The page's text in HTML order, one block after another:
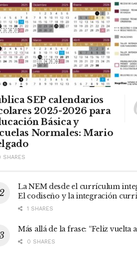
SEP calendarios
2025-2026 para
Básica y
Normales: Mario
SHARES
La NEM desde el currículum
El codiseño y la integración
1 SHARES
Más allá de la frase: “Feliz vuelta
0 SHARES